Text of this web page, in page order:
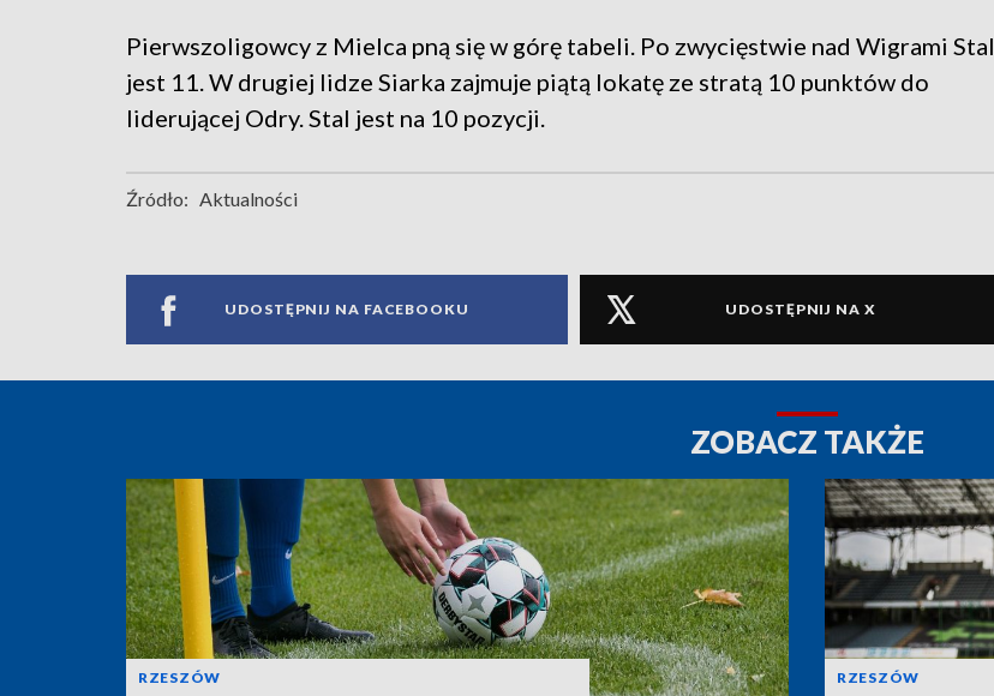
Pierwszoligowcy z Mielca pną się w górę tabeli. Po zwycięstwie nad Wigrami Stal
jest 11. W drugiej lidze Siarka zajmuje piątą lokatę ze stratą 10 punktów do
liderującej Odry. Stal jest na 10 pozycji.
Źródło: Aktualności
UDOSTĘPNIJ NA FACEBOOKU UDOSTĘPNIJ NA X
ZOBACZ TAKŻE
RZESZÓW RZESZÓW